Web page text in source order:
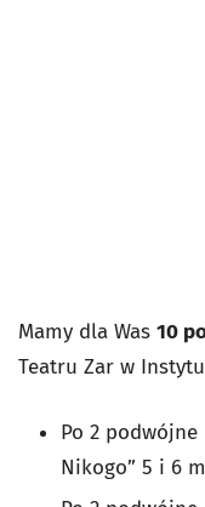
Mamy dla Was 10
Teatru Zar w
Po 2
Nikogo” 5 i 6